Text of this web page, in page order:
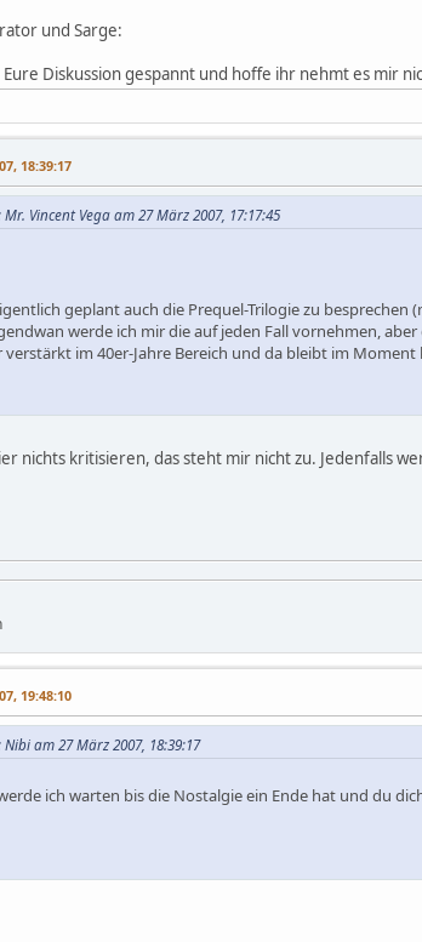
und Sarge:
Diskussion gespannt und hoffe ihr nehmt es mir
18:39:17
Vincent Vega am 27 März 2007, 17:17:45
geplant auch die Prequel-Trilogie zu
werde ich mir die auf jeden Fall vornehmen,
verstärkt im 40er-Jahre Bereich und da bleibt im Moment
nichts kritisieren, das steht mir nicht zu. Jedenfalls
19:48:10
am 27 März 2007, 18:39:17
ich warten bis die Nostalgie ein Ende hat und du